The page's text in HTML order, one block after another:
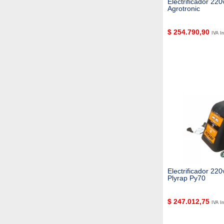
Agrotronic
$ 254.790,90 IVA
Electrificador
Plyrap Py70
$ 247.012,75 IVA